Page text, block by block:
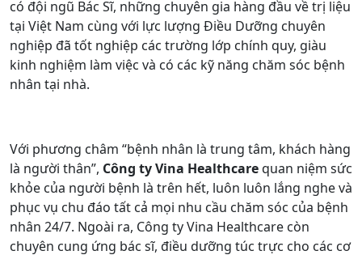
có đội ngũ Bác Sĩ, những chuyên gia hàng đầu về trị liệu
tại Việt Nam cùng với lực lượng Điều Dưỡng chuyên
nghiệp đã tốt nghiệp các trường lớp chính quy, giàu
kinh nghiệm làm việc và có các kỹ năng chăm sóc bệnh
nhân tại nhà.
Với phương châm “bệnh nhân là trung tâm, khách hàng
là người thân”, Công ty Vina Healthcarequan niệm sức
khỏe của người bệnh là trên hết, luôn luôn lắng nghe và
phục vụ chu đáo tất cả mọi nhu cầu chăm sóc của bệnh
nhân 24/7. Ngoài ra, Công ty Vina Healthcare còn
chuyên cung ứng bác sĩ, điều dưỡng túc trực cho các cơ